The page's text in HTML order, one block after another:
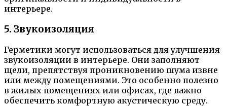
интерьере.
5. Звукоизоляция
Герметики могут использоваться для улучшения
звукоизоляции в интерьере. Они заполняют
щели, препятствуя проникновению шума извне
или между помещениями. Это особенно полезно
в жилых помещениях или офисах, где важно
обеспечить комфортную акустическую среду.